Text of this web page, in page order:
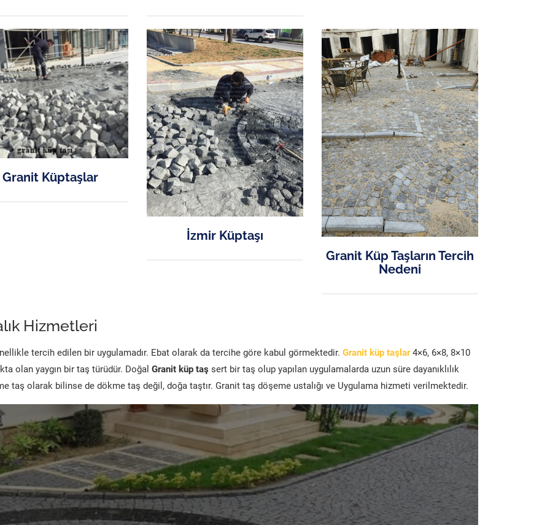
Granit Küptaşlar
İzmir Küptaşı
Granit Küp Taşların Tercih
Nedeni
Hizmetleri
tercih edilen bir uygulamadır. Ebat olarak da tercihe göre kabul görmektedir. Granit küp taşlar 4×6, 6×8, 8×10
olan yaygın bir taş türüdür. Doğal Granit küp taş sert bir taş olup yapılan uygulamalarda uzun süre dayanıklılık
taş olarak bilinse de dökme taş değil, doğa taştır. Granit taş döşeme ustalığı ve Uygulama hizmeti verilmektedir.